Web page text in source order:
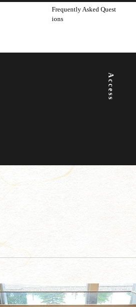
Frequently Asked Quest
ions
Access